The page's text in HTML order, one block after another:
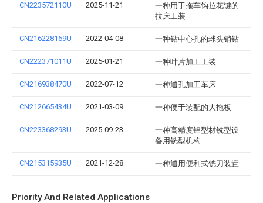
CN223572110U 2025-11-21
一种用于拖车钩拉花键的
拉床工装
CN216228169U 2022-04-08 一种钻中心孔的球头销钻
CN222371011U 2025-01-21 一种叶片加工工装
CN216938470U 2022-07-12 一种通孔加工车床
CN212665434U 2021-03-09 一种便于装配的大拖板
CN223368293U 2025-09-23
一种高精度铝型材铣型设
备用铣型机构
CN215315935U 2021-12-28 一种通用便利式铣刀装置
Priority And Related Applications